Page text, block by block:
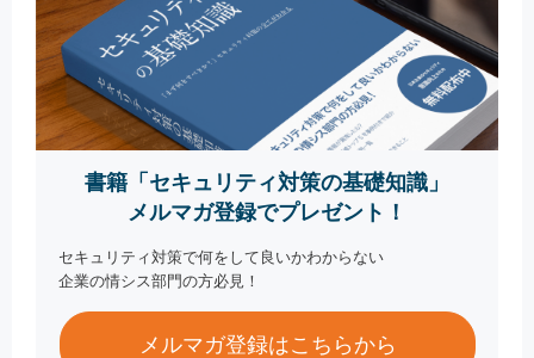
書籍「セキュリティ対策の基礎知識」
メルマガ登録でプレゼント！
セキュリティ対策で何をして良いかわからない
企業の情シス部門の方必見！
メルマガ登録はこちらから